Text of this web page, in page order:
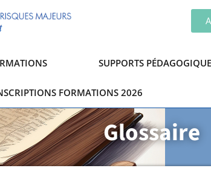
SUPPORTS
FORMATIONS 2026
Glossaire